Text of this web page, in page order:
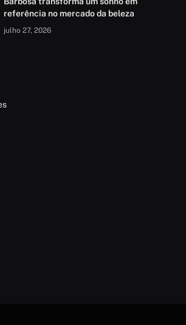
referência no mercado da beleza
julho 27, 2026